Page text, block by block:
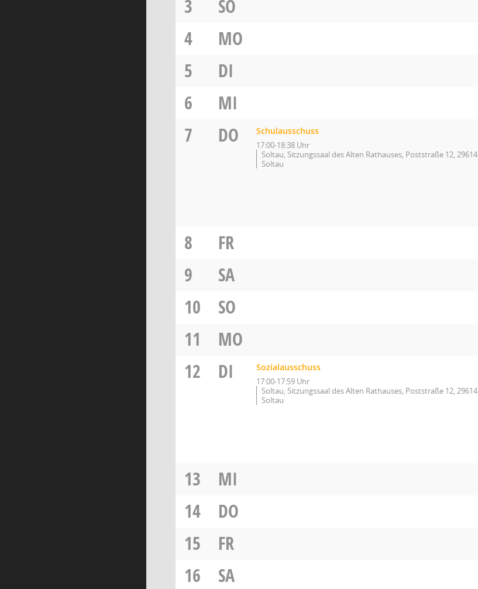
3
SO
4
MO
5
DI
6
MI
7
DO Schulausschuss
17:00-18:38 Uhr
Soltau, Sitzungssaal des Alten Rathauses, Poststraße 12, 29614
Soltau
8
FR
9
SA
10
SO
11
MO
12
DI Sozialausschuss
17:00-17:59 Uhr
Soltau, Sitzungssaal des Alten Rathauses, Poststraße 12, 29614
Soltau
13
MI
14
DO
15
FR
16
SA